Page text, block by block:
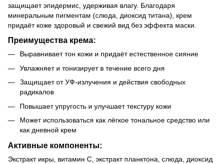
защищает эпидермис, удерживая влагу. Благодаря
минеральным пигментам (слюда, диоксид титана), крем
придаёт коже здоровый и свежий вид без эффекта маски.
Преимущества крема:
Выравнивает тон кожи и придаёт естественное сияние
Увлажняет и тонизирует в течение всего дня
Защищает от УФ-излучения и действия свободных
радикалов
Повышает упругость и улучшает текстуру кожи
Может использоваться как лёгкое тональное средство или
как дневной крем
Активные компоненты:
Экстракт икры, витамин С, экстракт планктона, слюда, диоксид